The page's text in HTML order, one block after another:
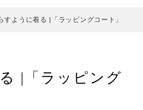
すように着る |「ラッピングコート」
|「ラッピング